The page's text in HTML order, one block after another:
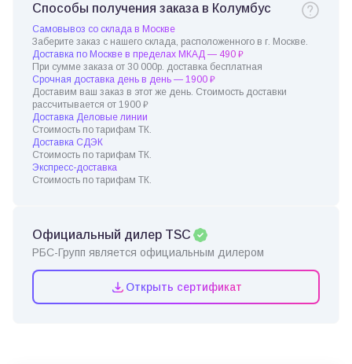
Способы получения заказа в Колумбус
Самовывоз со склада в Москве
Заберите заказ с нашего склада, расположенного в г. Москве.
Доставка по Москве в пределах МКАД — 490 ₽
При сумме заказа от 30 000р. доставка бесплатная
Срочная доставка день в день — 1900 ₽
Доставим ваш заказ в этот же день. Стоимость доставки
рассчитывается от 1900 ₽
Доставка Деловые линии
Стоимость по тарифам ТК.
Доставка СДЭК
Стоимость по тарифам ТК.
Экспресс-доставка
Стоимость по тарифам ТК.
Официальный дилер TSC
РБС-Групп является официальным дилером
Открыть сертификат